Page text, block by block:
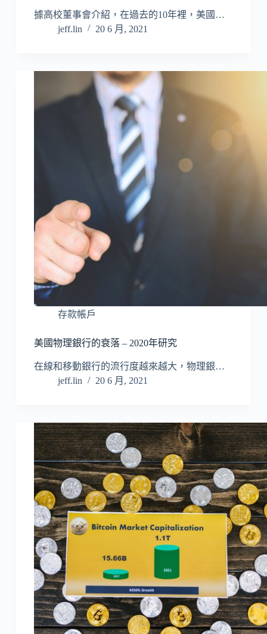
據高校董事會介紹，在過去的10年裡，美國…
jeff.lin
20 6 月, 2021
存款帳戶
美國物理銀行的衰落 – 2020年研究
在線和移動銀行的流行度越來越大，物理銀…
jeff.lin
20 6 月, 2021